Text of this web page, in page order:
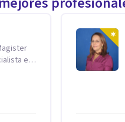
en